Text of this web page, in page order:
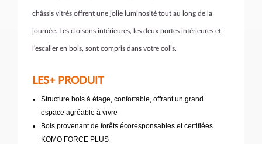
châssis vitrés offrent une jolie luminosité tout au long de la
journée. Les cloisons intérieures, les deux portes intérieures et
l'escalier en bois, sont compris dans votre colis.
LES+ PRODUIT
Structure bois à étage, confortable, offrant un grand
espace agréable à vivre
Bois provenant de forêts écoresponsables et certifiées
KOMO FORCE PLUS